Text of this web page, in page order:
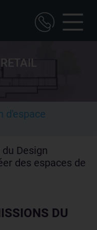
d'espace
Design
des espaces de
DU